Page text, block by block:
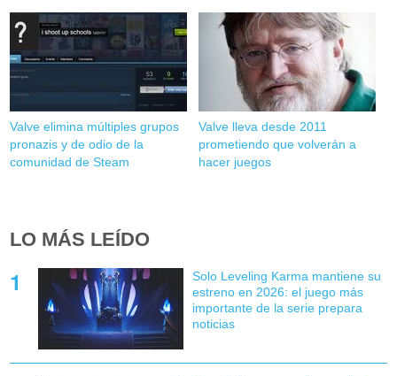
Valve elimina múltiples grupos
pronazis y de odio de la
comunidad de Steam
Valve lleva desde 2011
prometiendo que volverán a
hacer juegos
LO MÁS LEÍDO
Solo Leveling Karma mantiene su
estreno en 2026: el juego más
importante de la serie prepara
noticias